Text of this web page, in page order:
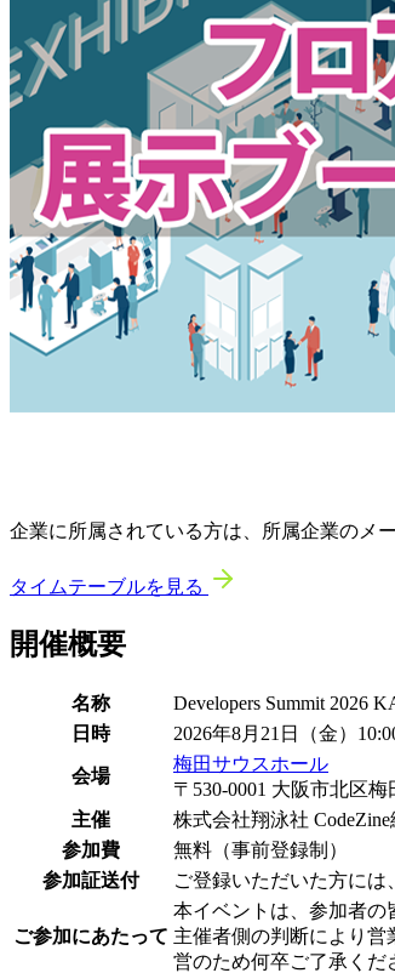
企業に所属されている方は、所属企業のメ
タイムテーブルを見る
開催概要
名称
Developers Summit 2026
日時
2026年8月21日（金）
会場
梅田サウスホール
〒530-0001 大阪市北区
主催
株式会社翔泳社
参加費
無料（事前登録制）
参加証送付
ご登録いただいた方には
ご参加にあたって
本イベントは、参加者の
主催者側の判断により
営のため何卒ご了承くだ